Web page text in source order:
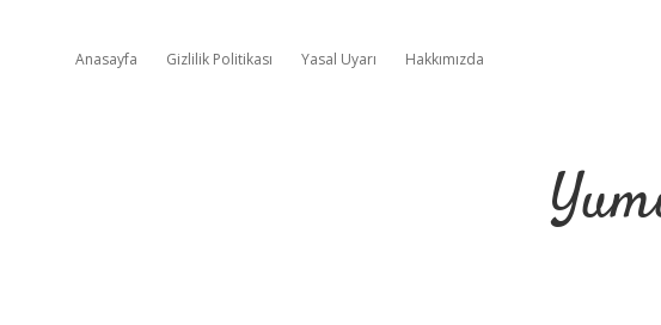
Anasayfa Gizlilik Politikası Yasal Uyarı Hakkımızda